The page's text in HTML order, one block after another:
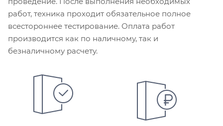
работ, техника проходит обязательное полное
всестороннее тестирование. Оплата работ
производится как по наличному, так и
безналичному расчету.